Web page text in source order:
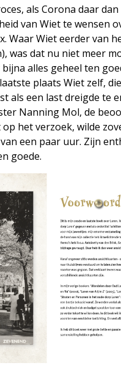
als Corona daar
van Wiet te wensen
Wiet eerder van
was dat nu niet meer
alles geheel ten
plaats Wiet zelf,
als een last dreigde te
Nanning Mol, de
het verzoek, wilde
een paar uur. Zijn
goede.